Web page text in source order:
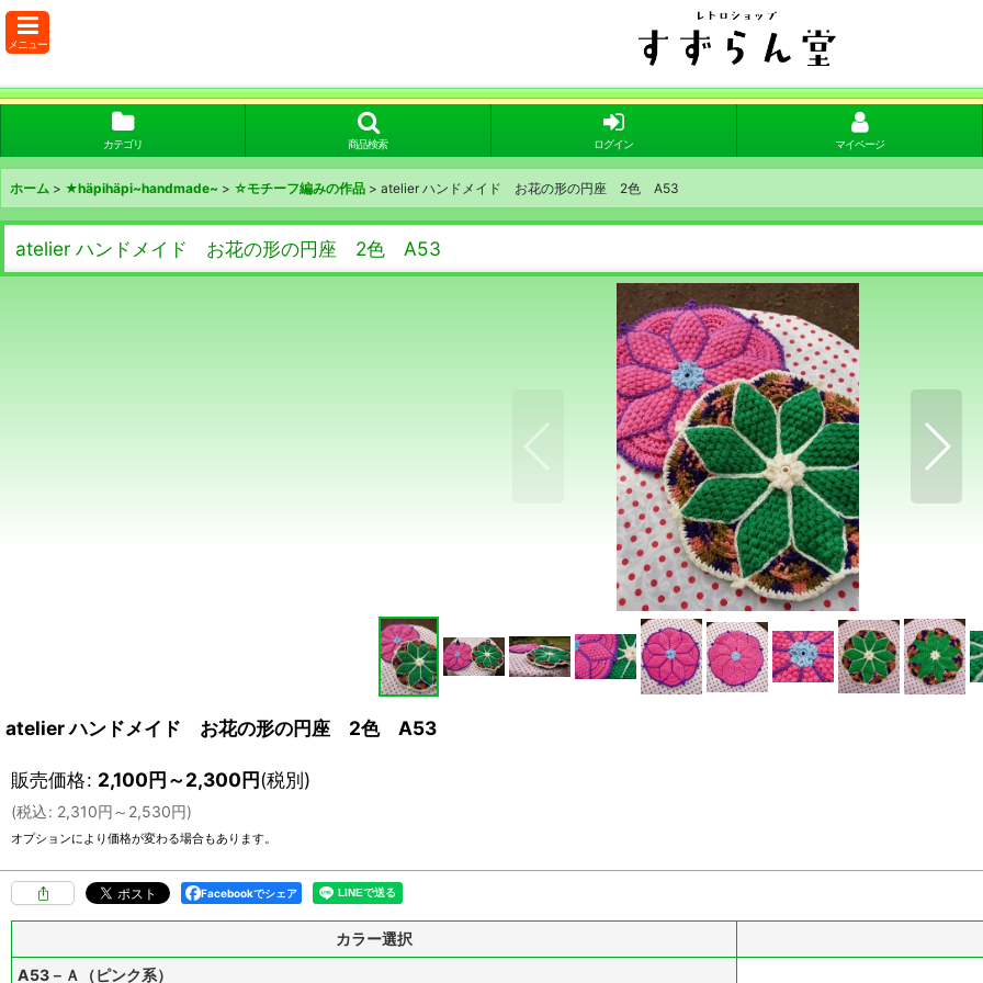
メニュー
カテゴリ 商品検索 ログイン マイページ
ホーム > ★häpihäpi~handmade~ > ☆モチーフ編みの作品 > atelier ハンドメイド お花の形の円座 2色 A53
atelier ハンドメイド お花の形の円座 2色 A53
atelier ハンドメイド お花の形の円座 2色 A53
販売価格: 2,100円～2,300円(税別)
(税込: 2,310円 ～2,530円)
オプションにより価格が変わる場合もあります。
Facebookでシェア
カラー選択
A53－Ａ（ピンク系）